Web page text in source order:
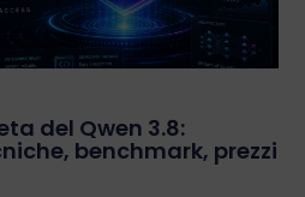
del Qwen 3.8:
benchmark, prezzi